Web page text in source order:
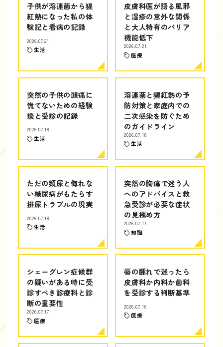
子供が溶連菌から猩
紅熱になった私の体
験記と看病の記録
2026.07.21
生活
皮膚科医が語る風邪
と湿疹の意外な関係
と大人特有のバリア
機能低下
2026.07.21
医療
突然の子供の頭痛に
慌てないための経験
談と受診の記録
2026.07.18
生活
溶連菌と猩紅熱の予
防対策と家庭内での
二次感染を防ぐため
のガイドライン
2026.07.18
生活
ただの頻尿と侮れな
い糖尿病がもたらす
排尿トラブルの現実
2026.07.18
生活
突然の胸痛で迷う人
へのアドバイスと救
急受診が必要な症状
の見極め方
2026.07.17
知識
シェーグレン症候群
の疑いがある時に受
診すべき診療科と診
断の重要性
2026.07.17
医療
唇の腫れで迷ったら
皮膚科か内科か歯科
を受診する判断基準
2026.07.16
医療